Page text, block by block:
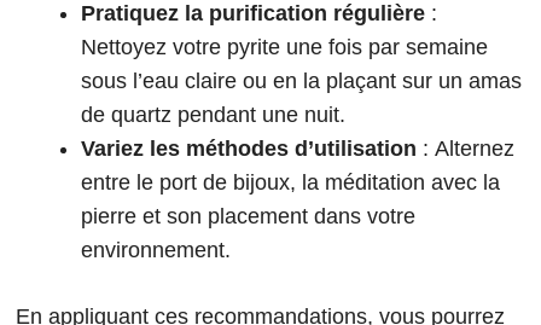
Pratiquez la purification régulière :
Nettoyez votre pyrite une fois par semaine
sous l’eau claire ou en la plaçant sur un amas
de quartz pendant une nuit.
Variez les méthodes d’utilisation : Alternez
entre le port de bijoux, la méditation avec la
pierre et son placement dans votre
environnement.
En appliquant ces recommandations, vous pourrez